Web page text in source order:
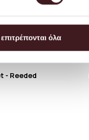
όλα
- Reeded